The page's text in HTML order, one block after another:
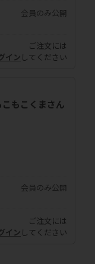
会員のみ公開
ご注文には
イン してください
もこくまさん
会員のみ公開
ご注文には
イン してください